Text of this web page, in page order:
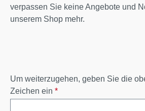
verpassen Sie keine Angebote und
unserem Shop mehr.
Um weiterzugehen, geben Sie die
Zeichen ein *